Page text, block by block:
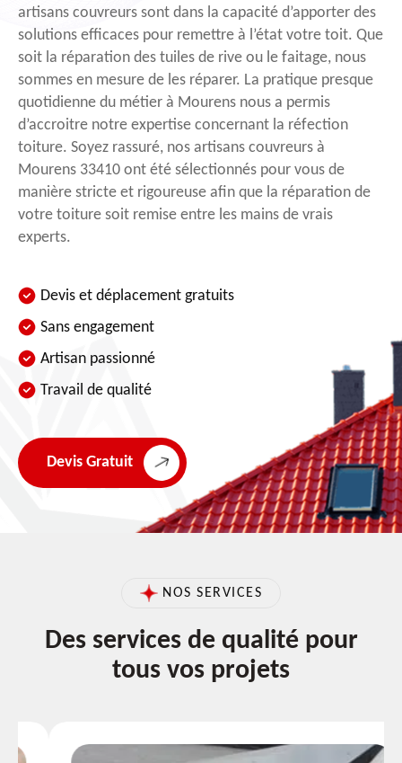
artisans couvreurs sont dans la capacité d’apporter des
solutions efficaces pour remettre à l’état votre toit. Que
soit la réparation des tuiles de rive ou le faitage, nous
sommes en mesure de les réparer. La pratique presque
quotidienne du métier à Mourens nous a permis
d’accroitre notre expertise concernant la réfection
toiture. Soyez rassuré, nos artisans couvreurs à
Mourens 33410 ont été sélectionnés pour vous de
manière stricte et rigoureuse afin que la réparation de
votre toiture soit remise entre les mains de vrais
experts.
Devis et déplacement gratuits
Sans engagement
Artisan passionné
Travail de qualité
Devis Gratuit
NOS SERVICES
Des services de qualité pour
tous vos projets